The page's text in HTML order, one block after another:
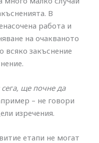
В
работа и
на очакваното
всяко закъснение
ще почне да
– не говори
изречения.
етапи не могат